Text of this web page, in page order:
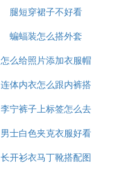
办
腿短穿裙子不好看
蝙蝠装怎么搭外套
怎么给照片添加衣服帽
子
连体内衣怎么跟内裤搭
配
李宁裤子上标签怎么去
掉
男士白色夹克衣服好看
吗
长开衫衣马丁靴搭配图